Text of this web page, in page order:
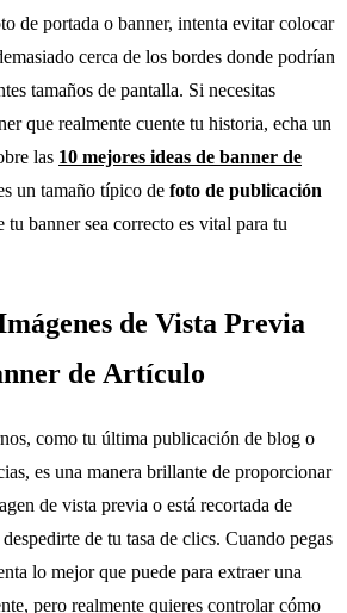
de portada o banner, intenta evitar colocar
cerca de los bordes donde podrían
tamaños de pantalla. Si necesitas
que realmente cuente tu historia, echa un
las 10 mejores ideas de banner de
un tamaño típico de foto de publicación
tu banner sea correcto es vital para tu
de Vista Previa
de Artículo
como tu última publicación de blog o
es una manera brillante de proporcionar
de vista previa o está recortada de
de tu tasa de clics. Cuando pegas
lo mejor que puede para extraer una
pero realmente quieres controlar cómo